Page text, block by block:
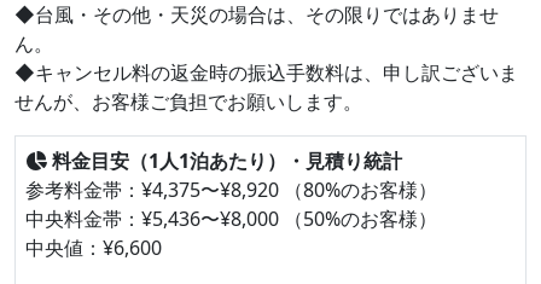
◆台風・その他・天災の場合は、その限りではありませ
ん。
◆キャンセル料の返金時の振込手数料は、申し訳ございま
せんが、お客様ご負担でお願いします。
料金目安（1人1泊あたり）・見積り統計
参考料金帯：¥4,375〜¥8,920 （80%のお客様）
中央料金帯：¥5,436〜¥8,000 （50%のお客様）
中央値：¥6,600